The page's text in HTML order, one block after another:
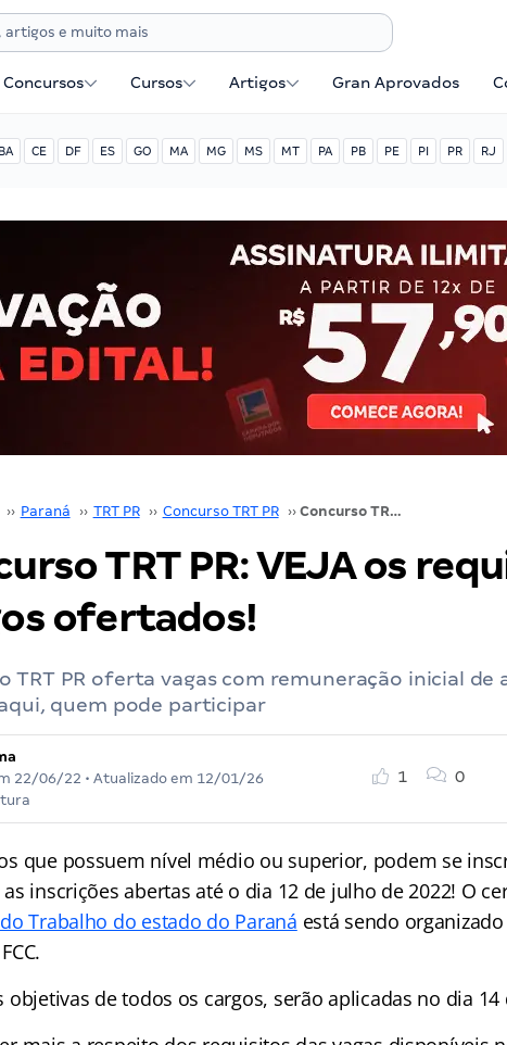
Concursos Cursos Artigos Gran Aprovados
BA CE DF ES GO MA MG MS MT PA PB PE PI PR RJ
›› Paraná ›› TRT PR ›› Concurso TRT PR ›› Concurso TRT PR: VEJA os requisitos dos cargos ofertados!
TRT PR: VEJA os
ofertados!
TRT PR oferta vagas com remuneração inicial de
quem pode participar
22/06/22 • Atualizado em 12/01/26
1 0
que possuem nível médio ou superior, podem se
inscrições abertas até o dia 12 de julho de 2022! O
Trabalho do estado do Paraná está sendo
objetivas de todos os cargos, serão aplicadas no dia 14